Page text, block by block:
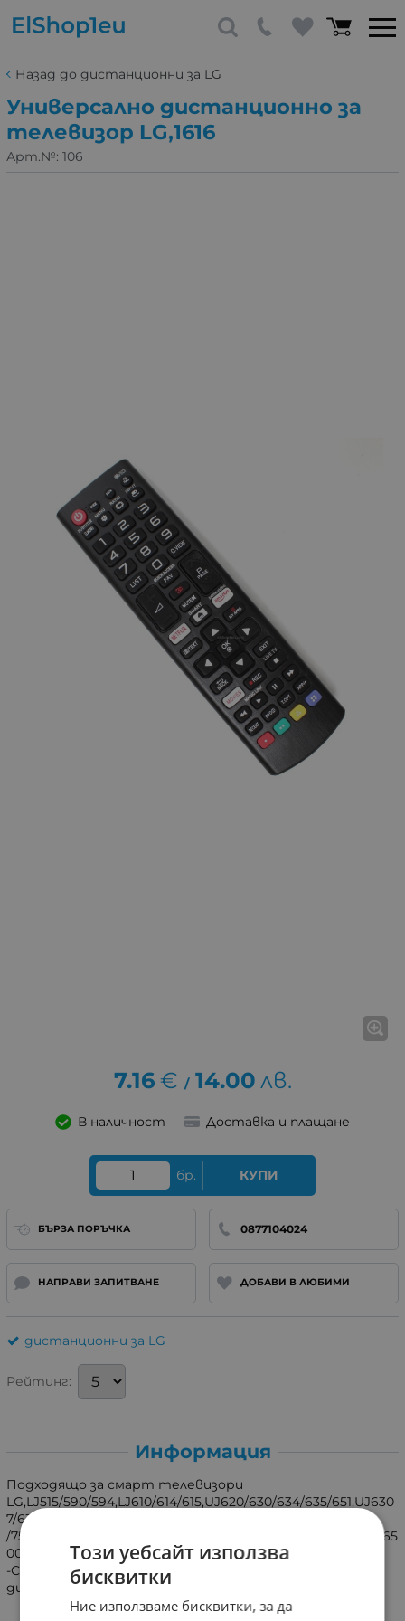
Назад до дистанционни за LG
Универсално дистанционно за
телевизор LG,1616
Арт.№: 106
7.16 € / 14.00 лв.
В наличност Доставка и плащане
бр. КУПИ
БЪРЗА ПОРЪЧКА 0877104024
НАПРАВИ ЗАПИТВАНЕ ДОБАВИ В ЛЮБИМИ
дистанционни за LG
Рейтинг:
Информация
Подходящо за смарт телевизори
LG,LJ515/590/594,LJ610/614/615,UJ620/630/634/635/651,UJ630
7/6309,UJ6519,UJ7507
/7509,TL510/520,LK5900/6100/6200,UK6100/200/6300/6400/65
00/6470/6750.
-Става за всички,които са със същото или подобно
дистанционно!
Този уебсайт използва
бисквитки
Ние използваме бисквитки, за да